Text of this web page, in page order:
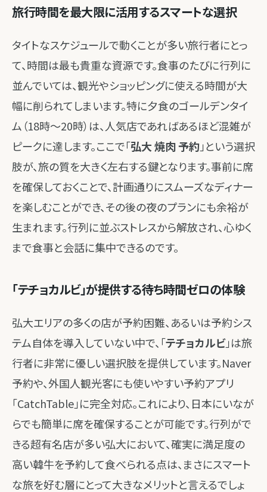
旅行時間を最大限に活用するスマートな選択
タイトなスケジュールで動くことが多い旅行者にとっ
て、時間は最も貴重な資源です。食事のたびに行列に
並んでいては、観光やショッピングに使える時間が大
幅に削られてしまいます。特に夕食のゴールデンタイ
ム（18時～20時）は、人気店であればあるほど混雑が
ピークに達します。ここで「弘大 焼肉 予約」という選択
肢が、旅の質を大きく左右する鍵となります。事前に席
を確保しておくことで、計画通りにスムーズなディナー
を楽しむことができ、その後の夜のプランにも余裕が
生まれます。行列に並ぶストレスから解放され、心ゆく
まで食事と会話に集中できるのです。
「テチョカルビ」が提供する待ち時間ゼロの体験
弘大エリアの多くの店が予約困難、あるいは予約シス
テム自体を導入していない中で、「テチョカルビ」は旅
行者に非常に優しい選択肢を提供しています。Naver
予約や、外国人観光客にも使いやすい予約アプリ
「CatchTable」に完全対応。これにより、日本にいなが
らでも簡単に席を確保することが可能です。行列がで
きる超有名店が多い弘大において、確実に満足度の
高い韓牛を予約して食べられる点は、まさにスマート
な旅を好む層にとって大きなメリットと言えるでしょ